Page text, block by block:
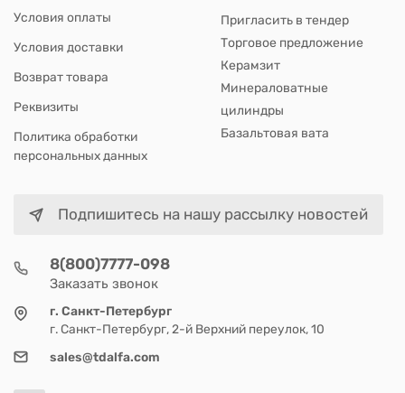
Условия оплаты
Условия доставки
Возврат товара
Реквизиты
Политика обработки
персональных данных
Пригласить в тендер
Торговое предложение
Керамзит
Минераловатные
цилиндры
Базальтовая вата
Подпишитесь на нашу рассылку новостей
8(800)7777-098
Заказать звонок
г. Санкт-Петербург
г. Санкт-Петербург, 2-й Верхний переулок, 10
sales@tdalfa.com